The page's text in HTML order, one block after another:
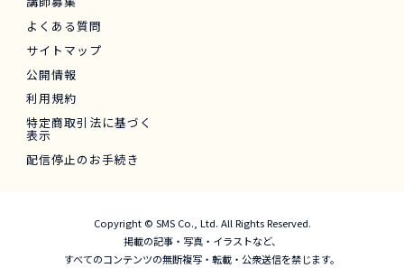
よくある質問
サイトマップ
公開情報
利用規約
特定商取引法に基づく
表示
配信停止のお手続き
Copyright © SMS Co., Ltd. All Rights Reserved.
掲載の記事・写真・イラストなど、
すべてのコンテンツの無断複写・転載・公衆送信を禁じます。